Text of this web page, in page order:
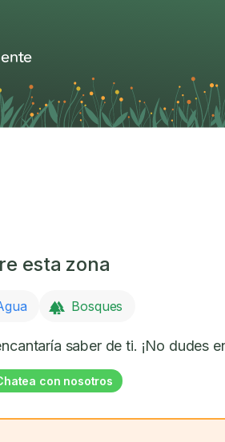
esta zona
Bosques
saber de ti. ¡No dudes
con nosotros